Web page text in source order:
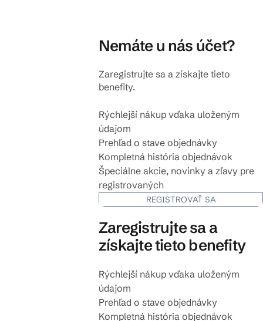
Nemáte u nás účet?
Zaregistrujte sa a získajte tieto
benefity.
Rýchlejší nákup vďaka uloženým
údajom
Prehľad o stave objednávky
Kompletná história objednávok
Špeciálne akcie, novinky a zľavy pre
registrovaných
REGISTROVAŤ SA
Zaregistrujte sa a
získajte tieto benefity
Rýchlejší nákup vďaka uloženým
údajom
Prehľad o stave objednávky
Kompletná história objednávok